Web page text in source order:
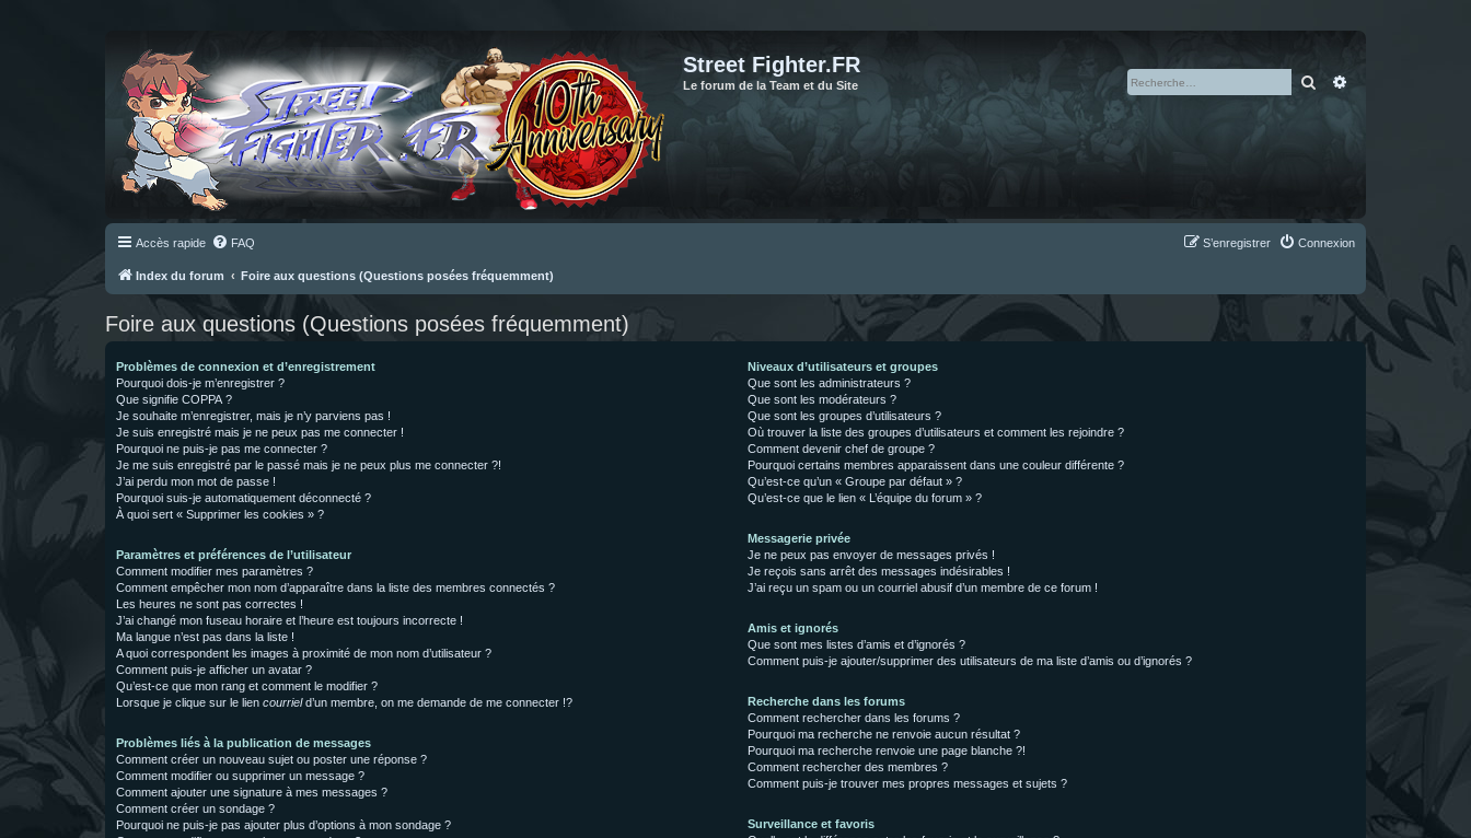
Street Fighter.FR
Le forum de la Team et du Site Rechercher
Accès rapide FAQ Connexion
S’enregistrer
Index du forum Foire aux questions (Questions posées fréquemment)
Foire aux questions (Questions posées fréquemment)
Problèmes de connexion et d’enregistrement
Pourquoi dois-je m’enregistrer ?
Que signifie COPPA ?
Je souhaite m’enregistrer, mais je n’y parviens pas !
Je suis enregistré mais je ne peux pas me connecter !
Pourquoi ne puis-je pas me connecter ?
Je me suis enregistré par le passé mais je ne peux plus me connecter ?!
J’ai perdu mon mot de passe !
Pourquoi suis-je automatiquement déconnecté ?
À quoi sert « Supprimer les cookies » ?
Paramètres et préférences de l’utilisateur
Comment modifier mes paramètres ?
Comment empêcher mon nom d’apparaître dans la liste des membres connectés ?
Les heures ne sont pas correctes !
J’ai changé mon fuseau horaire et l’heure est toujours incorrecte !
Ma langue n’est pas dans la liste !
A quoi correspondent les images à proximité de mon nom d’utilisateur ?
Comment puis-je afficher un avatar ?
Qu’est-ce que mon rang et comment le modifier ?
Lorsque je clique sur le lien courrield’un membre, on me demande de me connecter !?
Problèmes liés à la publication de messages
Comment créer un nouveau sujet ou poster une réponse ?
Comment modifier ou supprimer un message ?
Comment ajouter une signature à mes messages ?
Comment créer un sondage ?
Pourquoi ne puis-je pas ajouter plus d’options à mon sondage ?
Niveaux d’utilisateurs et groupes
Que sont les administrateurs ?
Que sont les modérateurs ?
Que sont les groupes d’utilisateurs ?
Où trouver la liste des groupes d’utilisateurs et comment les rejoindre ?
Comment devenir chef de groupe ?
Pourquoi certains membres apparaissent dans une couleur différente ?
Qu’est-ce qu’un « Groupe par défaut » ?
Qu’est-ce que le lien « L’équipe du forum » ?
Messagerie privée
Je ne peux pas envoyer de messages privés !
Je reçois sans arrêt des messages indésirables !
J’ai reçu un spam ou un courriel abusif d’un membre de ce forum !
Amis et ignorés
Que sont mes listes d’amis et d’ignorés ?
Comment puis-je ajouter/supprimer des utilisateurs de ma liste d’amis ou d’ignorés ?
Recherche dans les forums
Comment rechercher dans les forums ?
Pourquoi ma recherche ne renvoie aucun résultat ?
Pourquoi ma recherche renvoie une page blanche ?!
Comment rechercher des membres ?
Comment puis-je trouver mes propres messages et sujets ?
Surveillance et favoris